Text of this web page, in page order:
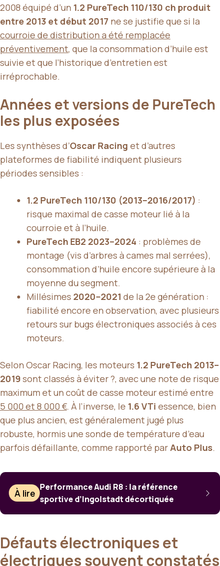
2008 équipé d’un 1.2 PureTech 110/130 ch produit
entre 2013 et début 2017 ne se justifie que si la
courroie de distribution a été remplacée
préventivement, que la consommation d’huile est
suivie et que l’historique d’entretien est
irréprochable.
Années et versions de PureTech
les plus exposées
Les synthèses d’Oscar Racing et d’autres
plateformes de fiabilité indiquent plusieurs
périodes sensibles :
1.2 PureTech 110/130 (2013–2016/2017) :
risque maximal de casse moteur lié à la
courroie et à l’huile.
PureTech EB2 2023–2024 : problèmes de
montage (vis d’arbres à cames mal serrées),
consommation d’huile encore supérieure à la
moyenne du segment.
Millésimes 2020–2021 de la 2e génération :
fiabilité encore en observation, avec plusieurs
retours sur bugs électroniques associés à ces
moteurs.
Selon Oscar Racing, les moteurs 1.2 PureTech 2013–
2019 sont classés à éviter ?, avec une note de risque
maximum et un coût de casse moteur estimé entre
5 000 et 8 000 €. À l’inverse, le 1.6 VTi essence, bien
que plus ancien, est généralement jugé plus
robuste, hormis une sonde de température d’eau
parfois défaillante, comme rapporté par Auto Plus.
À lire
Performance Audi R8 : la référence
sportive d’Ingolstadt décortiquée
Défauts électroniques et
électriques souvent constatés